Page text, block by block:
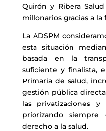
Quirón y Ribera
millonarios gracias a
La ADSPM
esta situación
basada en la
suficiente y finalista,
Primaria de salud,
gestión pública
las privatizaciones y
priorizando
derecho a la salud.